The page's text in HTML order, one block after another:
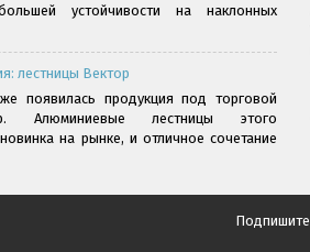
устойчивости на наклонных
лестницы Вектор
появилась продукция под торговой
Алюминиевые лестницы этого
на рынке, и отличное сочетание